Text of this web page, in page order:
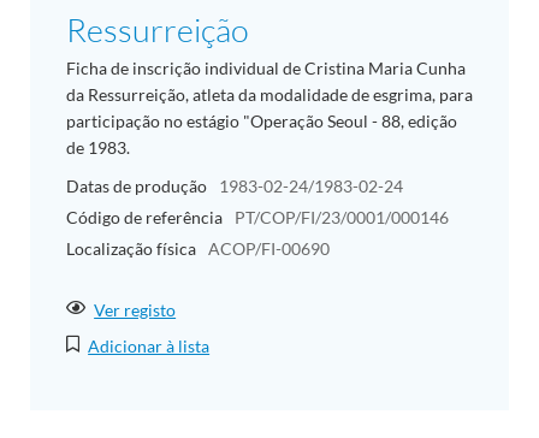
Ressurreição
Ficha de inscrição individual de Cristina Maria Cunha
da Ressurreição, atleta da modalidade de esgrima, para
participação no estágio "Operação Seoul - 88, edição
de 1983.
Datas de produção
1983-02-24/1983-02-24
Código de referência
PT/COP/FI/23/0001/000146
Localização física ACOP/FI-00690
Ver registo
Adicionar à lista